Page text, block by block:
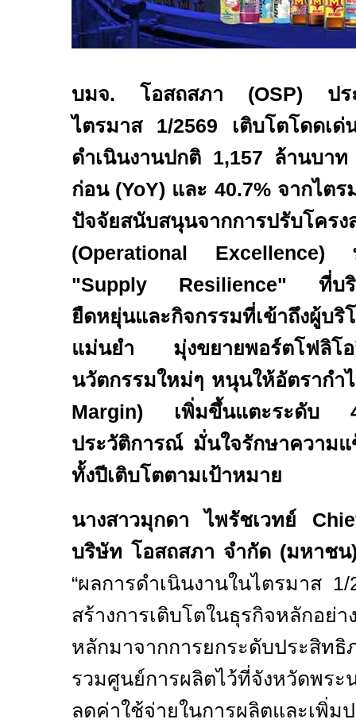
บมจ. โอสถสภา (OSP) ปร
ไตรมาส 1/2569 เติบโตโดดเ
ดำเนินงานปกติ 1,157 ล้านบา
ก่อน (YoY) และ 40.7%จากไตร
ปัจจัยสนับสนุนจากการปรับโครง
(Operational Excellence)
"Supply Resilience" ที่บ
ยืดหยุ่นและกิจกรรมที่เข้าถึงผู้บริ
แม่นยำ มุ่งขยายพอร์ตโฟลิโอ
นวัตกรรมใหม่ๆ หนุนให้อัตรากำ
Margin) เพิ่มขึ้นแตะระดับ
ประวัติการณ์ มั่นใจรักษาความแ
ทั้งปีเติบโตตามเป้าหมาย
นางสาวมุกดา ไพรัชเวทย์
บริษัท โอสถสภา จำกัด (มหาชน
“ผลการดำเนินงานในไตรมาส 1/
สร้างการเติบโตในธุรกิจหลักอย่
หลักมาจากการยกระดับประสิท
รวมศูนย์การผลิตไว้ที่จังหวัดพร
ลดค่าใช้จ่ายในการผลิตและเพิ่ม